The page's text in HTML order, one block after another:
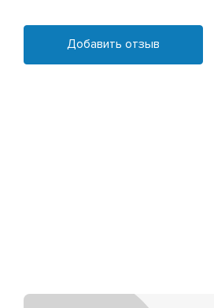
Добавить отзыв